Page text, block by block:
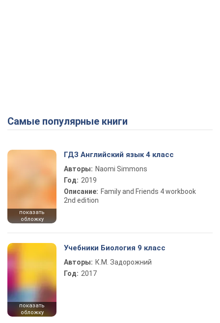
Самые популярные книги
показать
обложку
ГДЗ Английский язык 4 класс
Авторы: Naomi Simmons
Год: 2019
Описание: Family and Friends 4 workbook
2nd edition
показать
обложку
Учебники Биология 9 класс
Авторы: К.М. Задорожний
Год: 2017